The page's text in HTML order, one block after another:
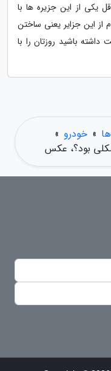
یکی از این جزیره ها با
این جزایر یعنی ساختن
باشید روزتان را با
» خودرو »
بود؟، عکس